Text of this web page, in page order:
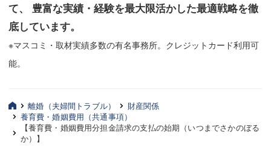
お客様へ
みずほ中央の特長・実質編
三平 聡史
酒井 博之
て、 豊富な実績・経験を最大限活かした最適戦略を徹
底しています。
※マスコミ・取材実績多数の有名事務所。クレジットカード利用可
能。
お客様へ
みずほ中央の特長・実質編
三平 聡史
酒井 博之
離婚（夫婦間トラブル）
財産関係
養育費・婚姻費用（共通事項）
【養育費・婚姻費用分担金請求の支払の始期（いつまでさかのぼる
か）】